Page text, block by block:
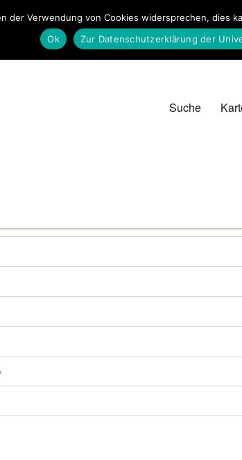
Suche
der Verwendung von Cookies widersprechen, dies
Ok
Zur Datenschutzerklärung der